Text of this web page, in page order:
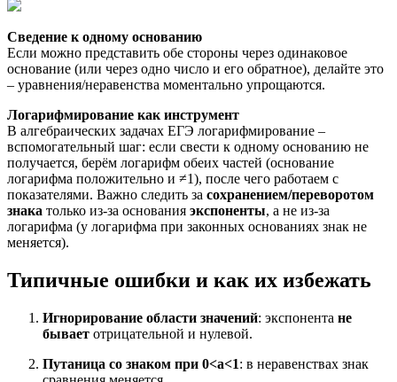
Сведение к одному основанию
Если можно представить обе стороны через одинаковое
основание (или через одно число и его обратное), делайте это
– уравнения/неравенства моментально упрощаются.
Логарифмирование как инструмент
В алгебраических задачах ЕГЭ логарифмирование –
вспомогательный шаг: если свести к одному основанию не
получается, берём логарифм обеих частей (основание
логарифма положительно и ≠1), после чего работаем с
показателями. Важно следить за сохранением/переворотом
знака только из-за основания экспоненты, а не из-за
логарифма (у логарифма при законных основаниях знак не
меняется).
Типичные ошибки и как их избежать
Игнорирование области значений: экспонента не
бывает отрицательной и нулевой.
Путаница со знаком при 0<a<1: в неравенствах знак